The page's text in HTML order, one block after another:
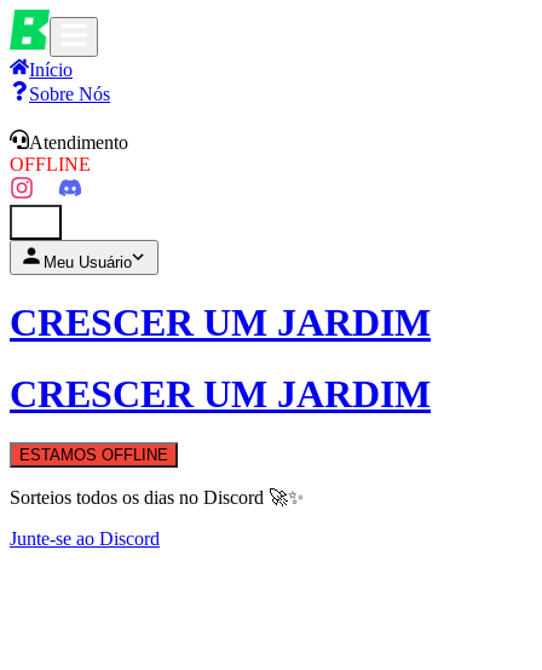
Início
Sobre Nós
Atendimento
OFFLINE
Meu Usuário
CRESCER UM JARDIM
CRESCER UM JARDIM
ESTAMOS OFFLINE
Sorteios todos os dias no Discord 🚀✨
Junte-se ao Discord